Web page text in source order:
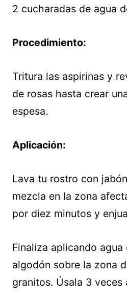
2 cucharadas de agua
Procedimiento:
Tritura las aspirinas y
de rosas hasta crear
espesa.
Aplicación:
Lava tu rostro con
mezcla en la zona
por diez minutos y
Finaliza aplicando agua
algodón sobre la zona
granitos. Úsala 3 veces